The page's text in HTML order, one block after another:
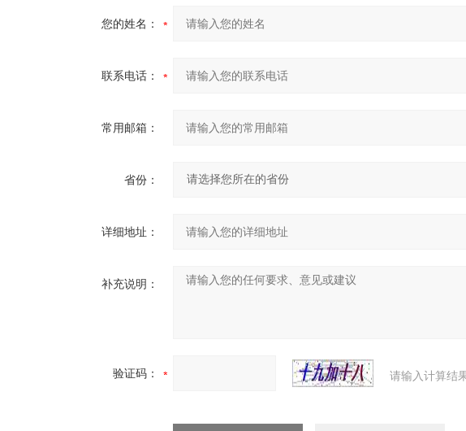
您的姓名：
联系电话：
常用邮箱：
省份：
详细地址：
补充说明：
验证码： 请输入计算结